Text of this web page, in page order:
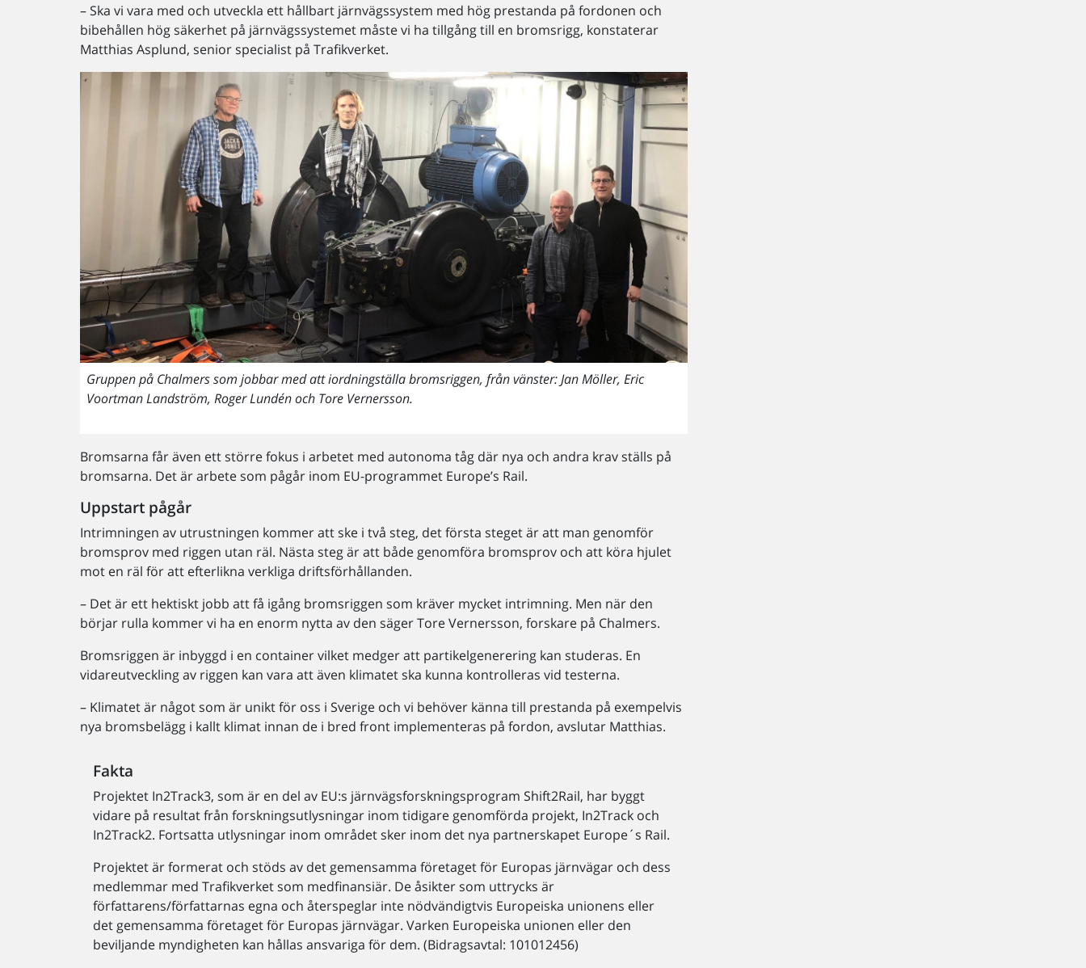
– Ska vi vara med och utveckla ett hållbart järnvägssystem med hög prestanda på fordonen och
bibehållen hög säkerhet på järnvägssystemet måste vi ha tillgång till en bromsrigg, konstaterar
Matthias Asplund, senior specialist på Trafikverket.
Gruppen på Chalmers som jobbar med att iordningställa bromsriggen, från vänster: Jan Möller, Eric
Voortman Landström, Roger Lundén och Tore Vernersson.
Bromsarna får även ett större fokus i arbetet med autonoma tåg där nya och andra krav ställs på
bromsarna. Det är arbete som pågår inom EU-programmet Europe’s Rail.
Uppstart pågår
Intrimningen av utrustningen kommer att ske i två steg, det första steget är att man genomför
bromsprov med riggen utan räl. Nästa steg är att både genomföra bromsprov och att köra hjulet
mot en räl för att efterlikna verkliga driftsförhållanden.
– Det är ett hektiskt jobb att få igång bromsriggen som kräver mycket intrimning. Men när den
börjar rulla kommer vi ha en enorm nytta av den säger Tore Vernersson, forskare på Chalmers.
Bromsriggen är inbyggd i en container vilket medger att partikelgenerering kan studeras. En
vidareutveckling av riggen kan vara att även klimatet ska kunna kontrolleras vid testerna.
– Klimatet är något som är unikt för oss i Sverige och vi behöver känna till prestanda på exempelvis
nya bromsbelägg i kallt klimat innan de i bred front implementeras på fordon, avslutar Matthias.
Fakta
Projektet In2Track3, som är en del av EU:s järnvägsforskningsprogram Shift2Rail, har byggt
vidare på resultat från forskningsutlysningar inom tidigare genomförda projekt, In2Track och
In2Track2. Fortsatta utlysningar inom området sker inom det nya partnerskapet Europe´s Rail.
Projektet är formerat och stöds av det gemensamma företaget för Europas järnvägar och dess
medlemmar med Trafikverket som medfinansiär. De åsikter som uttrycks är
författarens/författarnas egna och återspeglar inte nödvändigtvis Europeiska unionens eller
det gemensamma företaget för Europas järnvägar. Varken Europeiska unionen eller den
beviljande myndigheten kan hållas ansvariga för dem. (Bidragsavtal: 101012456)